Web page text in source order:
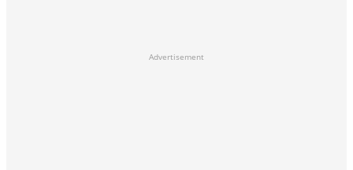
Advertisement